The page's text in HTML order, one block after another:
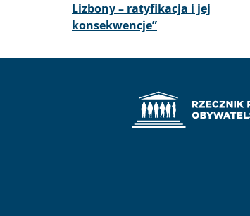
Lizbony – ratyfikacja i jej
konsekwencje”